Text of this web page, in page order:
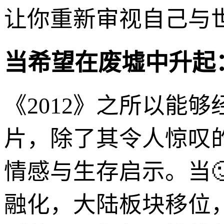
让你重新审视自己与
当希望在废墟中升
《2012》之所以能
片，除了其令人惊叹
情感与生存启示。当
融化，大陆板块移位